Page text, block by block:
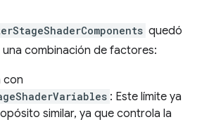
quedó
combinación de factores:
con
: Este límite ya
similar, ya que controla la